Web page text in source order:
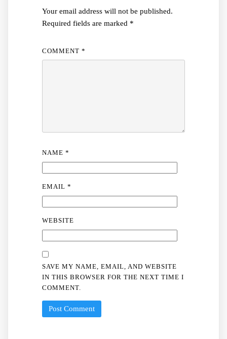
Your email address will not be published.
Required fields are marked *
COMMENT *
NAME *
EMAIL *
WEBSITE
SAVE MY NAME, EMAIL, AND WEBSITE
IN THIS BROWSER FOR THE NEXT TIME I
COMMENT.